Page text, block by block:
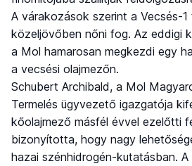
A várakozások szerint a Vecsés-1
közeljövőben nőni fog. Az eddigi
a Mol hamarosan megkezdi egy
a vecsési olajmezőn.
Schubert Archibald, a Mol
Termelés ügyvezető igazgatója
kőolajmező másfél évvel ezelőtti
bizonyította, hogy nagy
hazai szénhidrogén-kutatásban.